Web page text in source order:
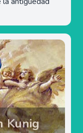
Kunig